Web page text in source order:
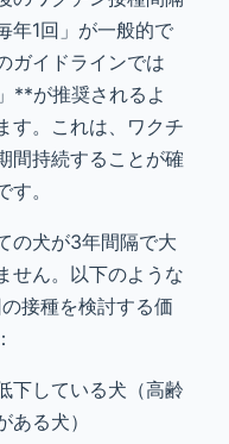
年1回」が一般的で
ガイドラインでは
**が推奨されるよ
す。これは、ワクチ
間持続することが確
。
の犬が3年間隔で大
せん。以下のような
接種を検討する価
下している犬（高齢
ある犬）